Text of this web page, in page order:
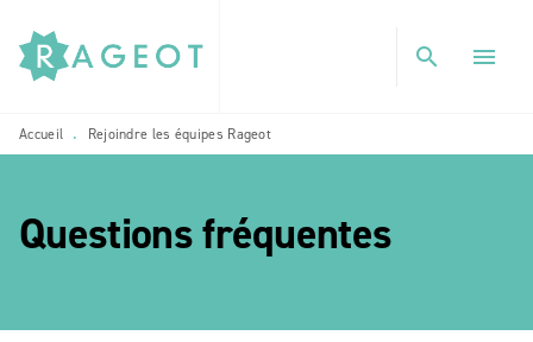
MENU RECHERCHE
PIED DE PAGE
search menu
Accueil • Rejoindre les équipes Rageot
Questions fréquentes